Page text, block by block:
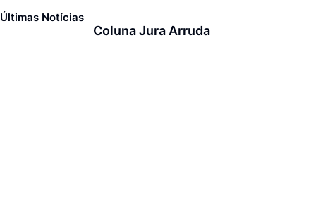
Últimas Notícias
Coluna Jura Arruda